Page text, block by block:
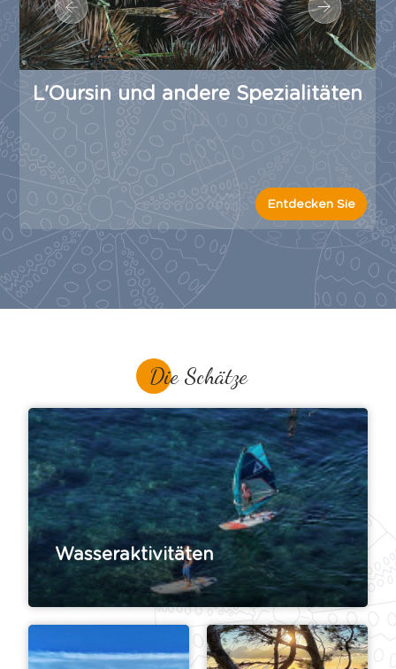
L'Oursin und andere Spezialitäten
Entdecken Sie
Die Schätze
Wasseraktivitäten